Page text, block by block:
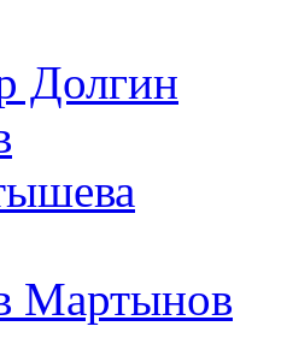
Долгин
Мартынов